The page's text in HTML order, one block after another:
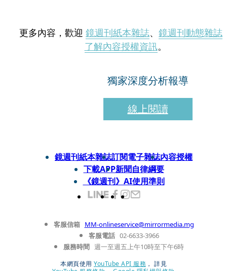
更多內容，歡迎 鏡週刊紙本雜誌、 鏡週刊動態雜誌
了解內容授權資訊。
獨家深度分析報導
線上閱讀
鏡週刊紙本雜誌訂閱電子雜誌內容授權
下載APP新聞自律綱要
《鏡週刊》AI使用準則
客服信箱 MM-onlineservice@mirrormedia.mg
客服電話 02-6633-3966
服務時間 週一至週五上午10時至下午6時
本網頁使用 YouTube API 服務 ， 詳見